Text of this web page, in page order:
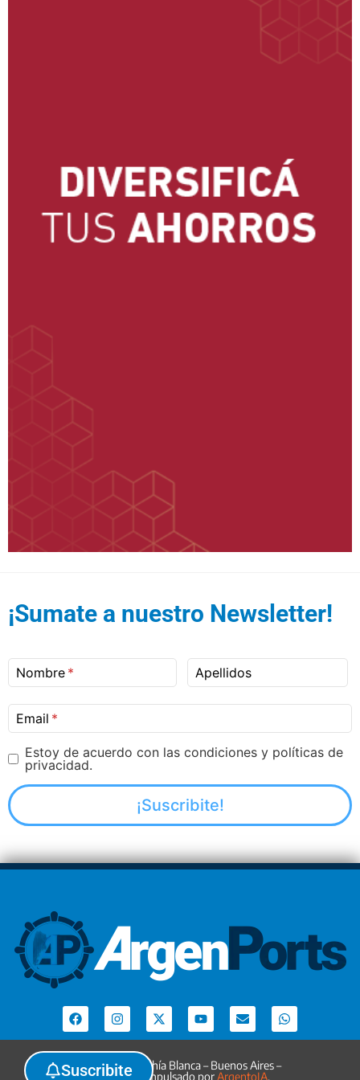
¡Sumate a nuestro Newsletter!
Nombre Apellidos
Email
Estoy de acuerdo con las condiciones y políticas de
privacidad.
Argenports. Bahía Blanca – Buenos Aires –
Argentina. Impulsado porArgentoIA.
Suscribite